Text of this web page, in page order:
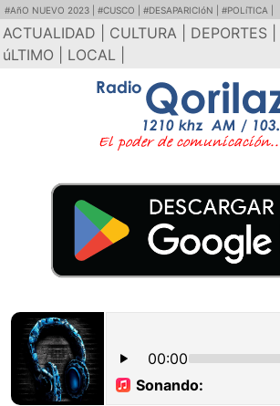
#AñO NUEVO 2023 | #CUSCO | #DESAPARICIóN | #POLíTICA |
ACTUALIDAD | CULTURA | DEPORTES |
úLTIMO | LOCAL |